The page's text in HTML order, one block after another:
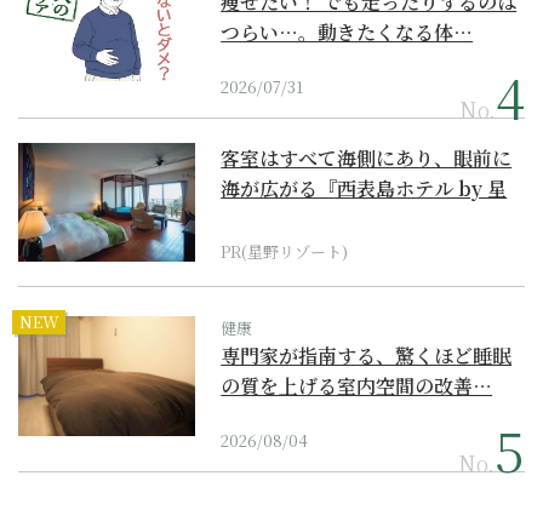
つらい…。動きたくなる体…
2026/07/31
No.
客室はすべて海側にあり、眼前に
海が広がる『西表島ホテル by 星
PR(星野リゾート)
NEW 健康
専門家が指南する、驚くほど睡眠
の質を上げる室内空間の改善…
2026/08/04
No.